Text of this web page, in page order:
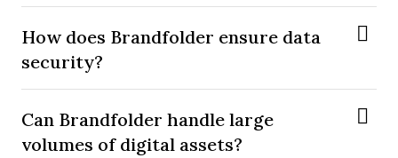
How does Brandfolder ensure data
security?
Can Brandfolder handle large
volumes of digital assets?